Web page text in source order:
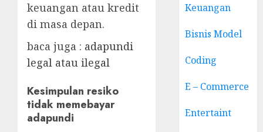
keuangan atau kredit
di masa depan.
baca juga : adapundi
legal atau ilegal
Kesimpulan resiko
tidak memebayar
adapundi
Keuangan
Bisnis Model
Coding
E – Commerce
Entertaint